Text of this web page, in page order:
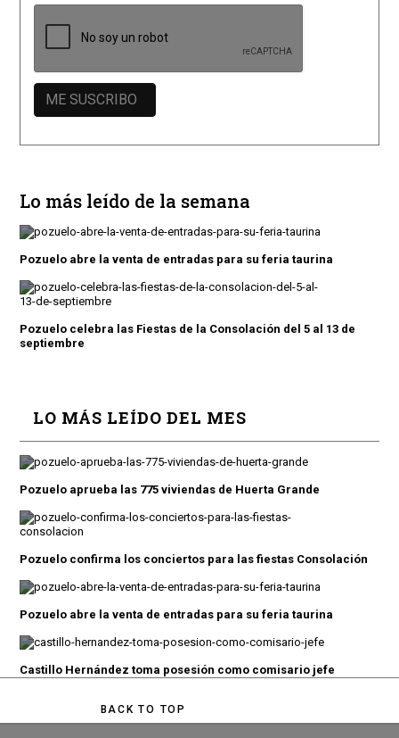
Lo más leído de la semana
Pozuelo abre la venta de entradas para su feria taurina
Pozuelo celebra las Fiestas de la Consolación del 5 al 13 de
septiembre
LO MÁS LEÍDO DEL MES
Pozuelo aprueba las 775 viviendas de Huerta Grande
Pozuelo confirma los conciertos para las fiestas Consolación
Pozuelo abre la venta de entradas para su feria taurina
Castillo Hernández toma posesión como comisario jefe
BACK TO TOP